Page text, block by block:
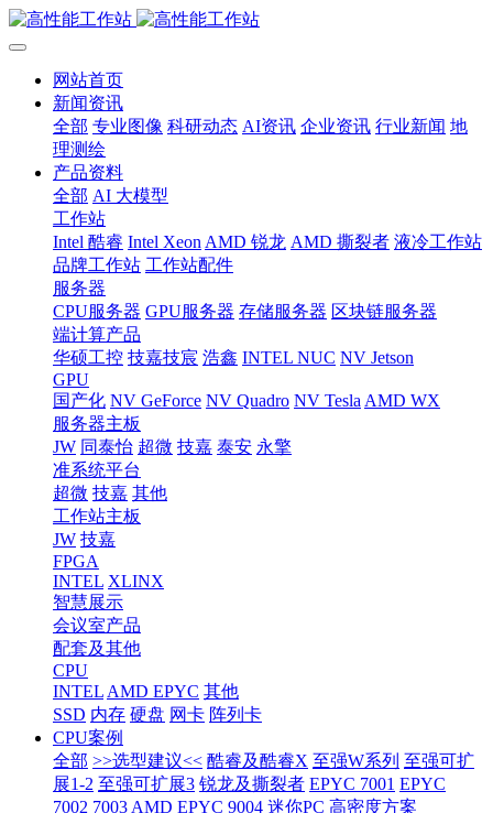
网站首页
新闻资讯
全部 专业图像 科研动态 AI资讯 企业资讯 行业新闻 地
理测绘
产品资料
全部 AI 大模型
工作站
Intel 酷睿 Intel Xeon AMD 锐龙 AMD 撕裂者 液冷工作站
品牌工作站 工作站配件
服务器
CPU服务器 GPU服务器 存储服务器 区块链服务器
端计算产品
华硕工控 技嘉技宸 浩鑫 INTEL NUC NV Jetson
GPU
国产化 NV GeForce NV Quadro NV Tesla AMD WX
服务器主板
JW 同泰怡 超微 技嘉 泰安 永擎
准系统平台
超微 技嘉 其他
工作站主板
JW 技嘉
FPGA
INTEL XLINX
智慧展示
会议室产品
配套及其他
CPU
INTEL AMD EPYC 其他
SSD 内存 硬盘 网卡 阵列卡
CPU案例
全部 >>选型建议<< 酷睿及酷睿X 至强W系列 至强可扩
展1-2 至强可扩展3 锐龙及撕裂者 EPYC 7001 EPYC
7002 7003 AMD EPYC 9004 迷你PC 高密度方案